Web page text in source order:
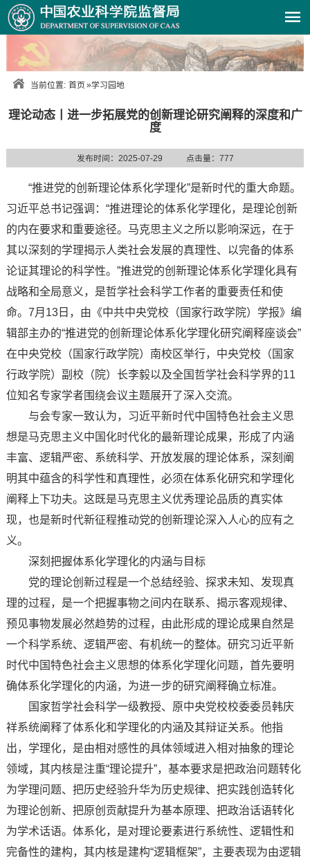
当前位置: 首页 »学习园地
理论动态丨进一步拓展党的创新理论研究阐释的深度和广
度
发布时间：2025-07-29 点击量： 777
“推进党的创新理论体系化学理化”是新时代的重大命题。
习近平总书记强调：“推进理论的体系化学理化，是理论创新
的内在要求和重要途径。马克思主义之所以影响深远，在于
其以深刻的学理揭示人类社会发展的真理性、以完备的体系
论证其理论的科学性。”推进党的创新理论体系化学理化具有
战略和全局意义，是哲学社会科学工作者的重要责任和使
命。7月13日，由《中共中央党校（国家行政学院）学报》编
辑部主办的“推进党的创新理论体系化学理化研究阐释座谈会”
在中央党校（国家行政学院）南校区举行，中央党校（国家
行政学院）副校（院）长李毅以及全国哲学社会科学界的11
位知名专家学者围绕会议主题展开了深入交流。
与会专家一致认为，习近平新时代中国特色社会主义思
想是马克思主义中国化时代化的最新理论成果，形成了内涵
丰富、逻辑严密、系统科学、开放发展的理论体系，深刻阐
明其中蕴含的科学性和真理性，必须在体系化研究和学理化
阐释上下功夫。这既是马克思主义优秀理论品质的真实体
现，也是新时代新征程推动党的创新理论深入人心的应有之
义。
深刻把握体系化学理化的内涵与目标
党的理论创新过程是一个总结经验、探求未知、发现真
理的过程，是一个把握事物之间内在联系、揭示客观规律、
预见事物发展必然趋势的过程，由此形成的理论成果自然是
一个科学系统、逻辑严密、有机统一的整体。研究习近平新
时代中国特色社会主义思想的体系化学理化问题，首先要明
确体系化学理化的内涵，为进一步的研究阐释确立标准。
国家哲学社会科学一级教授、原中央党校校委委员韩庆
祥系统阐释了体系化和学理化的内涵及其辩证关系。他指
出，学理化，是由相对感性的具体领域进入相对抽象的理论
领域，其内核是注重“理论提升”，基本要求是把政治问题转化
为学理问题、把历史经验升华为历史规律、把实践创造转化
为理论创新、把原创贡献提升为基本原理、把政治话语转化
为学术话语。体系化，是对理论要素进行系统性、逻辑性和
完备性的建构，其内核是建构“逻辑框架”，主要表现为由逻辑